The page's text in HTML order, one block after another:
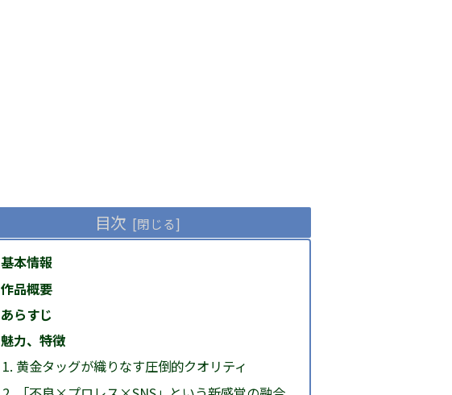
目次
基本情報
作品概要
あらすじ
魅力、特徴
黄金タッグが織りなす圧倒的クオリティ